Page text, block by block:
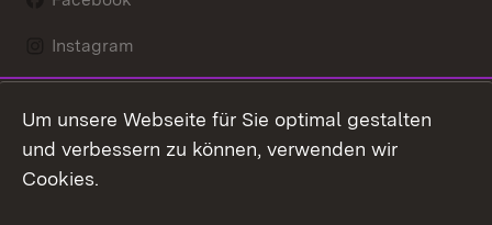
Instagram
Social Wall
Youtube
Um unsere Webseite für Sie optimal gestalten
und verbessern zu können, verwenden wir
Cookies.